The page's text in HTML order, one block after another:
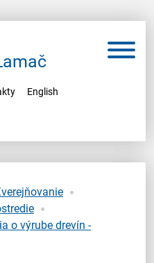
English
o výrube drevín -